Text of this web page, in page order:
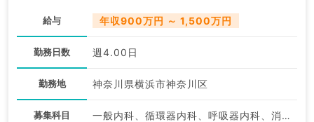
給与 年収900万円 ～ 1,500万円
勤務日数 週4.00日
勤務地 神奈川県横浜市神奈川区
募集科目 一般内科、循環器内科、呼吸器内科、消化器内科、産業医